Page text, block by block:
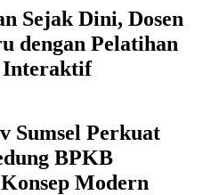
Sejak Dini, Dosen
dengan Pelatihan
Interaktif
Sumsel Perkuat
BPKB
Modern